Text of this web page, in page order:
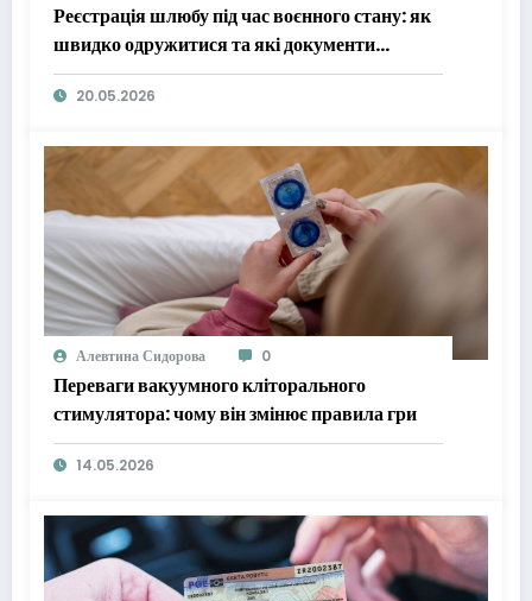
Реєстрація шлюбу під час воєнного стану: як
швидко одружитися та які документи
потрібні
20.05.2026
Алевтина Сидорова 0
Переваги вакуумного кліторального
стимулятора: чому він змінює правила гри
14.05.2026